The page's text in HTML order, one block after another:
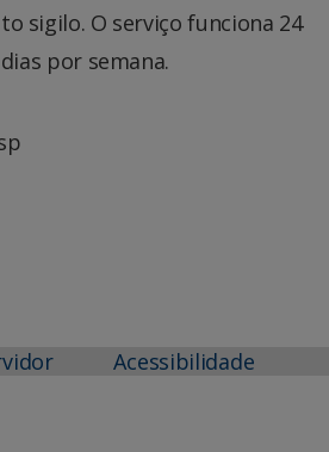
sigilo. O serviço funciona 24
por semana.
Acessibilidade